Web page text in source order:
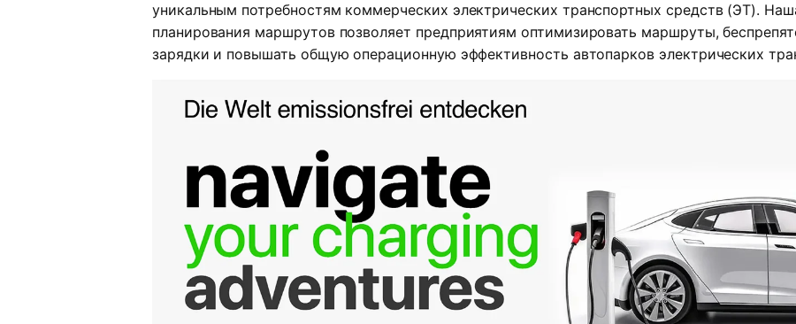
уникальным потребностям коммерческих электрических транспортных средств (ЭТ).
планирования маршрутов позволяет предприятиям оптимизировать маршруты,
зарядки и повышать общую операционную эффективность автопарков электрических